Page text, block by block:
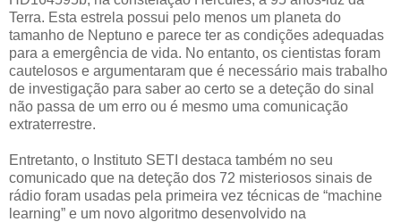
Terra. Esta estrela possui pelo menos um planeta do
tamanho de Neptuno e parece ter as condições adequadas
para a emergência de vida. No entanto, os cientistas foram
cautelosos e argumentaram que é necessário mais trabalho
de investigação para saber ao certo se a deteção do sinal
não passa de um erro ou é mesmo uma comunicação
extraterrestre.
Entretanto, o Instituto SETI destaca também no seu
comunicado que na deteção dos 72 misteriosos sinais de
rádio foram usadas pela primeira vez técnicas de “machine
learning” e um novo algoritmo desenvolvido na